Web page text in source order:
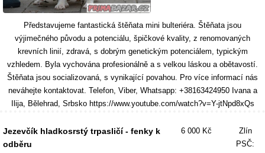
Představujeme fantastická štěňata mini bulteriéra. Štěňata jsou
výjimečného původu a potenciálu, špičkové kvality, z renomovaných
krevních linií, zdravá, s dobrým genetickým potenciálem, typickým
vzhledem. Byla vychována profesionálně a s velkou láskou a obětavostí.
Štěňata jsou socializovaná, s vynikající povahou. Pro více informací nás
neváhejte kontaktovat. Telefon, Viber, Whatsapp: +38163424950 Ivana a
Ilija, Bělehrad, Srbsko https://www.youtube.com/watch?v=Y-jtNpd8xQs
Jezevčík hladkosrstý trpasličí - fenky k
odběru
6 000 Kč
Zlín
PSČ: